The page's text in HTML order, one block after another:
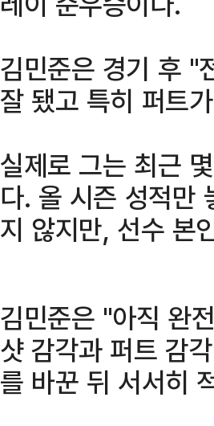
김민준은 경기 후 "
잘 됐고 특히 퍼트
실제로 그는 최근
다. 올 시즌 성적만
지 않지만, 선수 본
김민준은 "아직 완
샷 감각과 퍼트 감
를 바꾼 뒤 서서히